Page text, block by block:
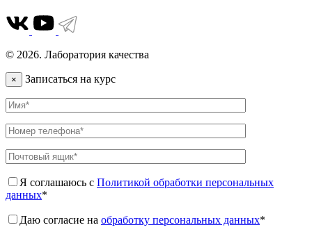
© 2026. Лаборатория качества
× Записаться на курс
Я соглашаюсь с Политикой обработки персональных
данных*
Даю согласие на обработку персональных данных*